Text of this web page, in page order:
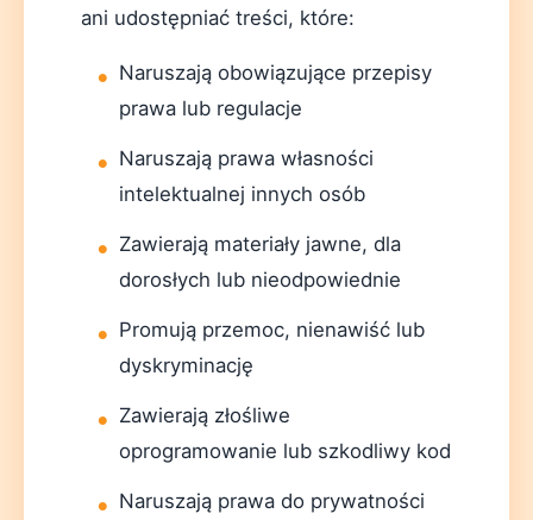
ani udostępniać treści, które:
Naruszają obowiązujące przepisy
prawa lub regulacje
Naruszają prawa własności
intelektualnej innych osób
Zawierają materiały jawne, dla
dorosłych lub nieodpowiednie
Promują przemoc, nienawiść lub
dyskryminację
Zawierają złośliwe
oprogramowanie lub szkodliwy kod
Naruszają prawa do prywatności